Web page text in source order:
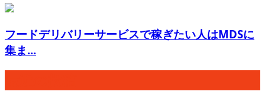
フードデリバリーサービスで稼ぎたい人はMDSに
集ま...